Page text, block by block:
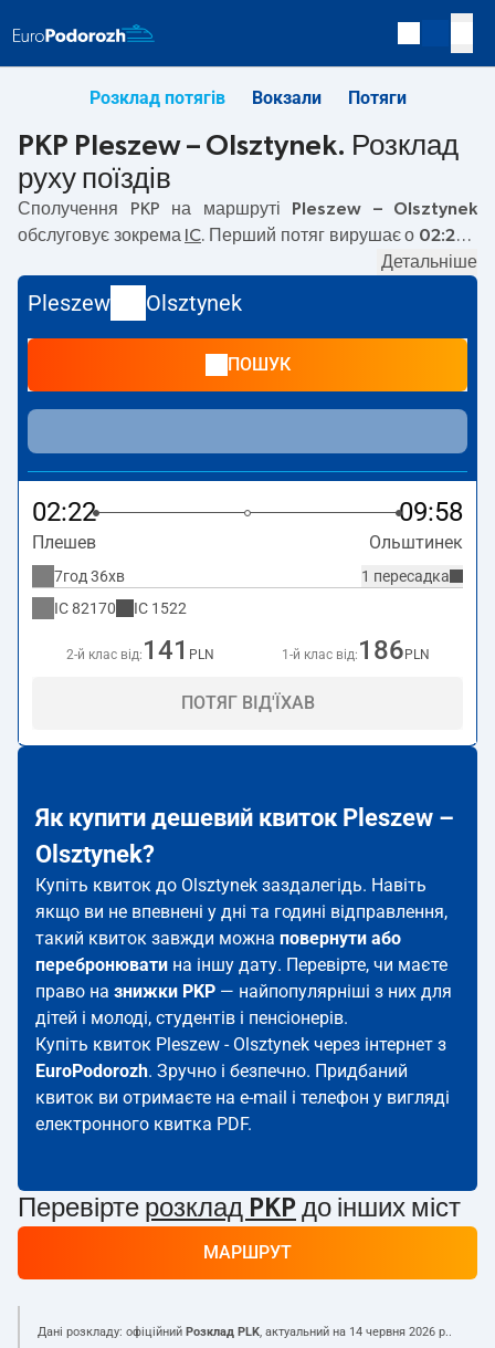
Розклад потягів Вокзали Потяги
PKP Pleszew – Olsztynek. Розклад
руху поїздів
Сполучення PKP на маршруті
Pleszew – Olsztynek
обслуговує зокрема IC . Перший потяг вирушає о 02:22з
Olsztynek не курсують інші потяги перевізника PKP
Intercity. Потяг завершує маршрут на станції Olsztynek.
Детальніше
Pleszew Olsztynek
ПОШУК
02:22 09:58
Плешев Ольштинек
1 пересадка
7год 36хв
IC82170 IC 1522
2-й клас від: 141 PLN 1-й клас від: 186 PLN
ПОТЯГ ВІД'ЇХАВ
Як купити дешевий квиток Pleszew –
Olsztynek?
Купіть квиток до Olsztynek заздалегідь. Навіть
якщо ви не впевнені у дні та годині відправлення,
такий квиток завжди можна повернути або
перебронювати на іншу дату. Перевірте, чи маєте
право на знижки PKP — найпопулярніші з них для
дітей і молоді, студентів і пенсіонерів.
Купіть квиток Pleszew - Olsztynek через інтернет з
EuroPodorozh. Зручно і безпечно. Придбаний
квиток ви отримаєте на e-mail і телефон у вигляді
електронного квитка PDF.
Перевірте розклад PKP до інших міст
МАРШРУТ
Дані розкладу: офіційний Розклад PLK, актуальний на 14 червня 2026 р..